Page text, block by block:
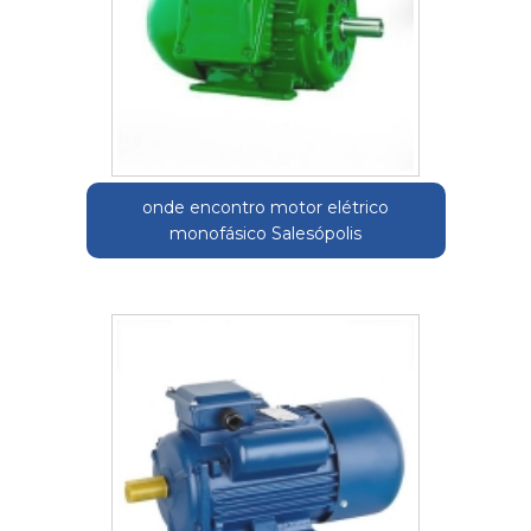
onde encontro motor elétrico
monofásico Salesópolis